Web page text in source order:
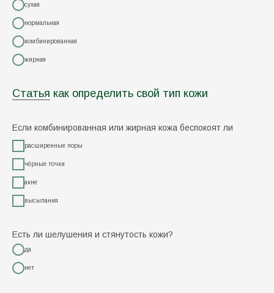
сухая
нормальная
комбинированная
жирная
Статья как определить свой тип кожи
Если комбинированная или жирная кожа беспокоят ли
расширенные поры
чёрные точки
акне
высыпания
Есть ли шелушения и стянутость кожи?
да
нет